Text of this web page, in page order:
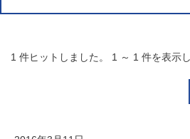
1 件ヒットしました。 1 ～ 1 件を表示